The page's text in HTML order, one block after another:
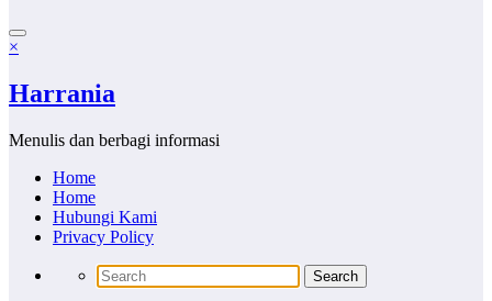
×
Harrania
Menulis dan berbagi informasi
Home
Home
Hubungi Kami
Privacy Policy